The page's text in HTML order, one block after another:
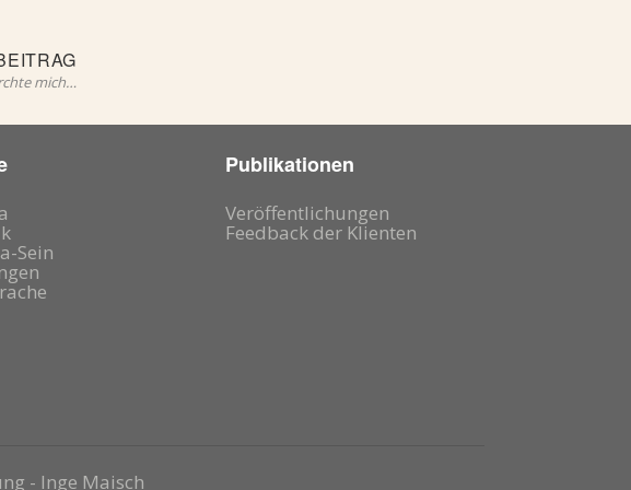
Nächster
Beitrag:
mich…
Sein
Publikationen
Veröffentlichungen
Feedback der Klienten
- Inge Maisch